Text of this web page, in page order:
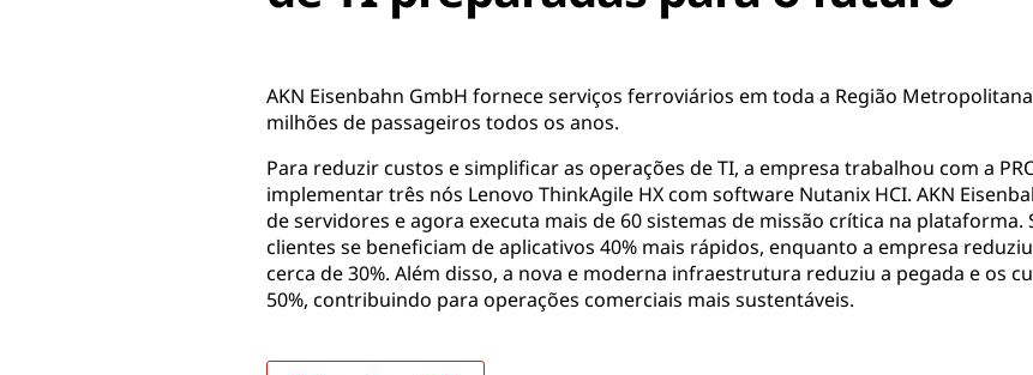
AKN Eisenbahn GmbH fornece serviços ferroviários em toda a Região
milhões de passageiros todos os anos.
Para reduzir custos e simplificar as operações de TI, a empresa trabalhou com a
implementar três nós Lenovo ThinkAgile HX com software Nutanix HCI. AKN
de servidores e agora executa mais de 60 sistemas de missão crítica na plataforma.
clientes se beneficiam de aplicativos 40% mais rápidos, enquanto a empresa
cerca de 30%. Além disso, a nova e moderna infraestrutura reduziu a pegada e os
50%, contribuindo para operações comerciais mais sustentáveis.